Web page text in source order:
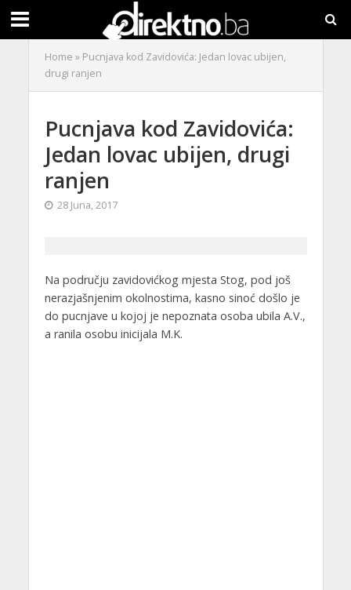
Home » Pucnjava kod Zavidovića: Jedan lovac ubijen,
drugi ranjen
Pucnjava kod Zavidovića:
Jedan lovac ubijen, drugi
ranjen
28 Juna, 2017
Na području zavidovićkog mjesta Stog, pod još
nerazjašnjenim okolnostima, kasno sinoć došlo je
do pucnjave u kojoj je nepoznata osoba ubila A.V.,
a ranila osobu inicijala M.K.